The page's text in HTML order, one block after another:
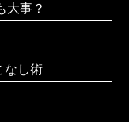
大事？
なし術